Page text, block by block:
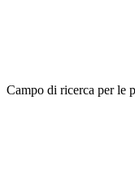
Campo di ricerca per le